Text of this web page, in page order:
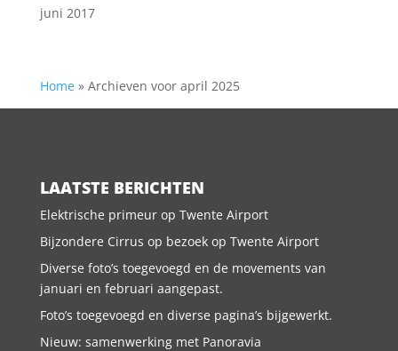
juni 2017
Home» Archieven voor april 2025
LAATSTE BERICHTEN
Elektrische primeur op Twente Airport
Bijzondere Cirrus op bezoek op Twente Airport
Diverse foto’s toegevoegd en de movements van
januari en februari aangepast.
Foto’s toegevoegd en diverse pagina’s bijgewerkt.
Nieuw: samenwerking met Panoravia